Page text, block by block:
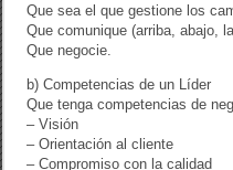
Que sea el que gestione los
Que comunique (arriba, abajo,
Que negocie.
b) Competencias de un Líder
Que tenga competencias de
– Visión
– Orientación al cliente
– Compromiso con la calidad